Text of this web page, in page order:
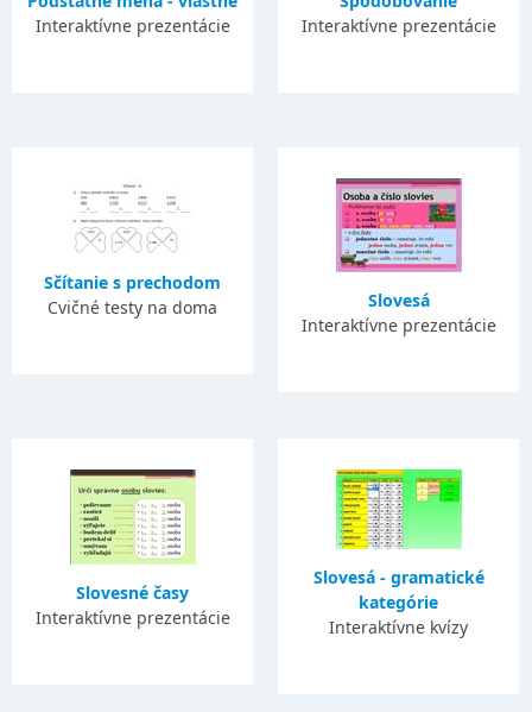
Interaktívne prezentácie
Interaktívne prezentácie
Sčítanie s prechodom
Cvičné testy na doma
Slovesá
Interaktívne prezentácie
Slovesné časy
Interaktívne prezentácie
Slovesá - gramatické
kategórie
Interaktívne kvízy